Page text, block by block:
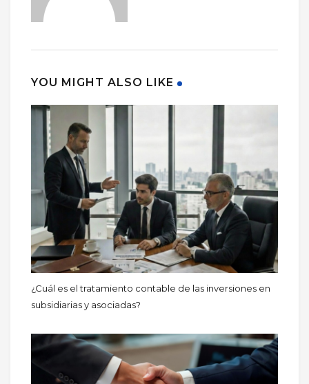
YOU MIGHT ALSO LIKE
¿Cuál es el tratamiento contable de las inversiones en
subsidiarias y asociadas?